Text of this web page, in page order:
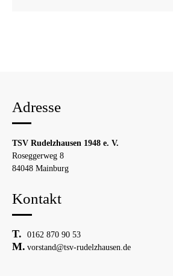
Adresse
TSV Rudelzhausen 1948 e. V.
Roseggerweg 8
84048 Mainburg
Kontakt
0162 870 90 53
vorstand@tsv-rudelzhausen.de